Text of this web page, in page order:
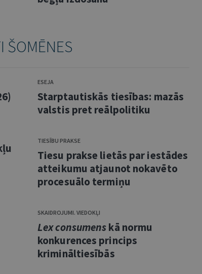
ŠOMĒNES
ESEJA
Starptautiskās tiesības: mazās
valstis pret reālpolitiku
TIESĪBU PRAKSE
Tiesu prakse lietās par iestādes
atteikumu atjaunot nokavēto
procesuālo termiņu
SKAIDROJUMI. VIEDOKĻI
Lex consumenskā normu
konkurences princips
krimināltiesībās